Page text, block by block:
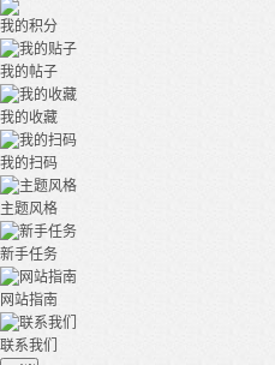
我的积分
我的帖子
我的收藏
我的扫码
主题风格
新手任务
网站指南
联系我们